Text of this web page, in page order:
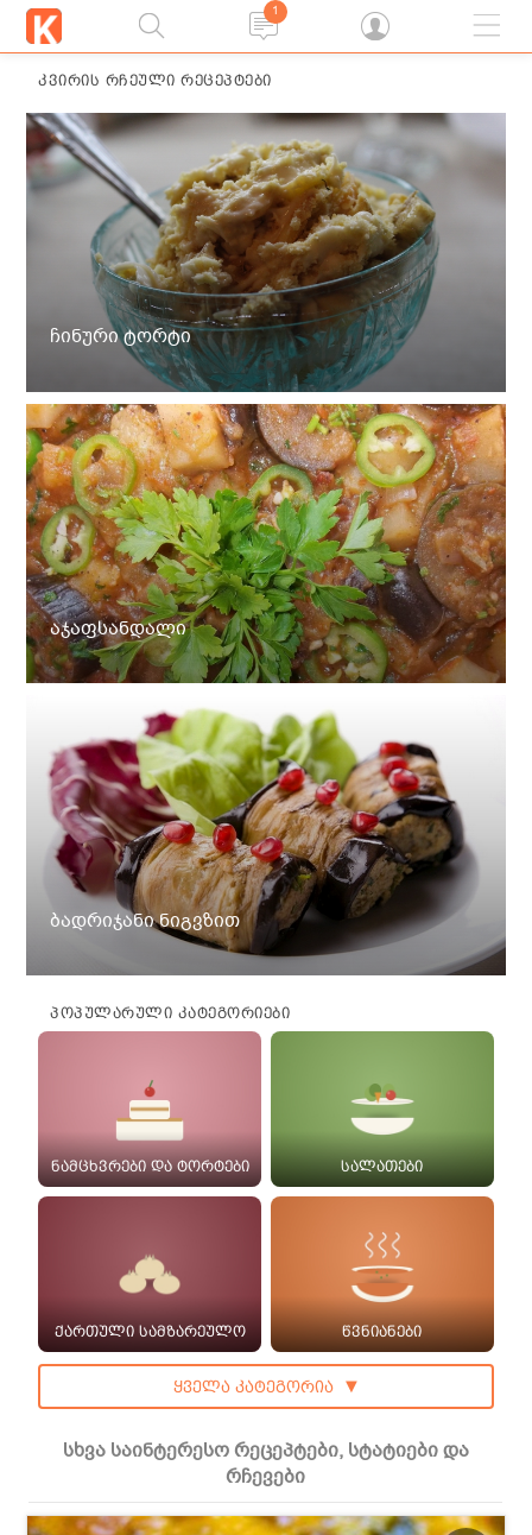
1
ᲙᲕᲘᲠᲘᲡ ᲠᲩᲔᲣᲚᲘ ᲠᲔᲪᲔᲞᲢᲔᲑᲘ
ჩინური ტორტი
აჯაფსანდალი
ბადრიჯანი ნიგვზით
ᲞᲝᲞᲣᲚᲐᲠᲣᲚᲘ ᲙᲐᲢᲔᲒᲝᲠᲘᲔᲑᲘ
ნამცხვრები და ტორტები სალათები
ქართული სამზარეულო წვნიანები
ყველა კატეგორია ▼
სხვა საინტერესო რეცეპტები, სტატიები და
რჩევები